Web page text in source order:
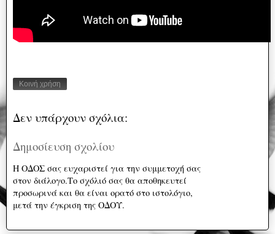
Κοινή χρήση
Δεν υπάρχουν σχόλια:
Δημοσίευση σχολίου
Η ΟΔΟΣ σας ευχαριστεί για την συμμετοχή σας
στον διάλογο.Το σχόλιό σας θα αποθηκευτεί
προσωρινά και θα είναι ορατό στο ιστολόγιο,
μετά την έγκριση της ΟΔΟΥ.